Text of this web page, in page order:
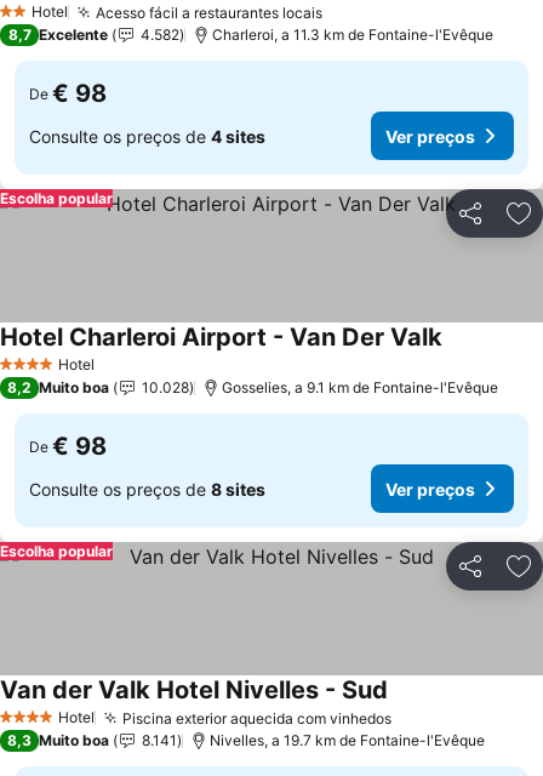
2 Estrelas
Hotel Acesso fácil a restaurantes locaisVer preços
8,7 Excelente 4.582 Charleroi, a 11.3 km de Fontaine-l'Evêque
De € 98
Consulte os preços de 4 sites Ver preços
Partilhar
Escolha popular
4 EstrelasHotel
Hotel Charleroi Airport - Van Der ValkVer preços
8,2 Muito boa 10.028 Gosselies, a 9.1 km de Fontaine-l'Evêque
De € 98
Consulte os preços de 8 sites Ver preços
Partilhar
Escolha popular
4 EstrelasHotel Piscina exterior aquecida com vinhedosVer preços
Van der Valk Hotel Nivelles - Sud
8,3 Muito boa 8.141 Nivelles, a 19.7 km de Fontaine-l'Evêque